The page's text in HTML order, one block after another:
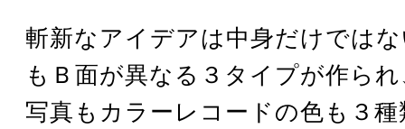
斬新なアイデアは中身だけでは
もＢ面が異なる３タイプが作ら
写真もカラーレコードの色も３